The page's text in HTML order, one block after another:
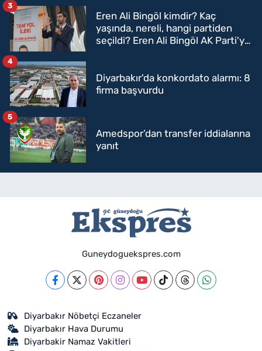
Eren Ali Bingöl kimdir? Kaç
yaşında, nereli, hangi partiden
seçildi? Eren Ali Bingöl AK Parti'ye
3
Diyarbakır'da konkordato alarmı: 8
firma başvurdu
4
Amedspor’dan transfer iddialarına
yanıt
5
Guneydoguekspres.com
Diyarbakır Nöbetçi Eczaneler
Diyarbakır Hava Durumu
Diyarbakir Namaz Vakitleri